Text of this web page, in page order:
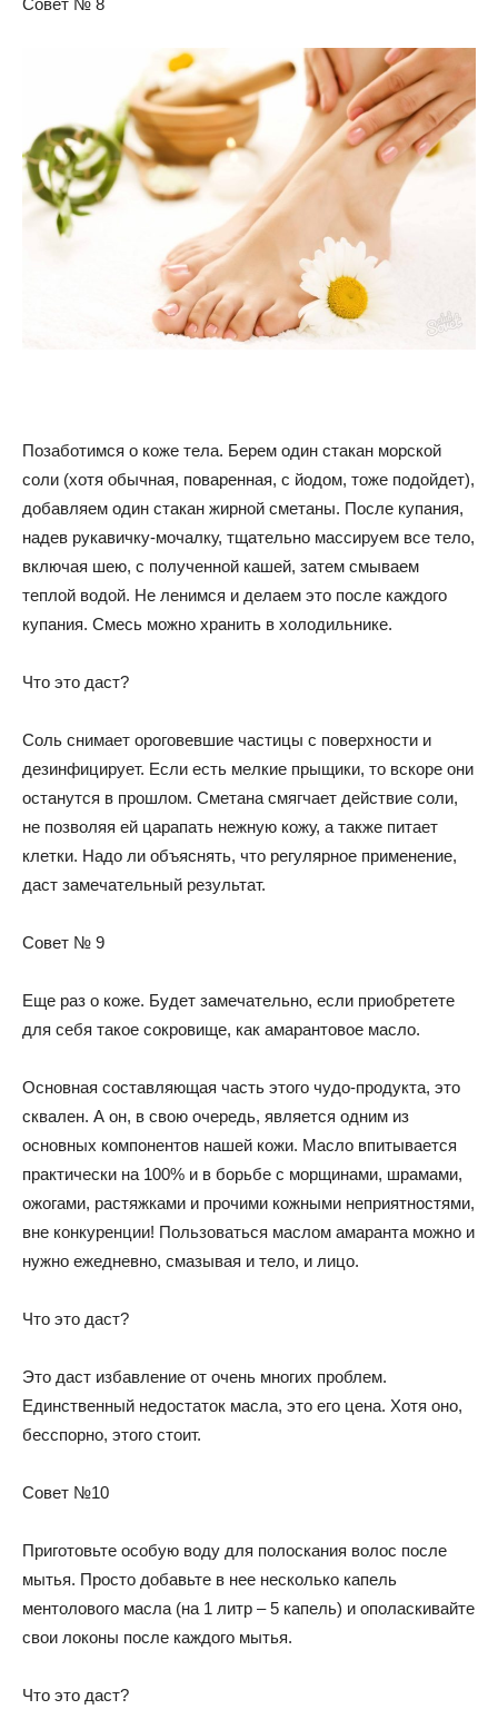
Совет № 8
Позаботимся о коже тела. Берем один стакан морской
соли (хотя обычная, поваренная, с йодом, тоже подойдет),
добавляем один стакан жирной сметаны. После купания,
надев рукавичку-мочалку, тщательно массируем все тело,
включая шею, с полученной кашей, затем смываем
теплой водой. Не ленимся и делаем это после каждого
купания. Смесь можно хранить в холодильнике.
Что это даст?
Соль снимает ороговевшие частицы с поверхности и
дезинфицирует. Если есть мелкие прыщики, то вскоре они
останутся в прошлом. Сметана смягчает действие соли,
не позволяя ей царапать нежную кожу, а также питает
клетки. Надо ли объяснять, что регулярное применение,
даст замечательный результат.
Совет № 9
Еще раз о коже. Будет замечательно, если приобретете
для себя такое сокровище, как амарантовое масло.
Основная составляющая часть этого чудо-продукта, это
сквален. А он, в свою очередь, является одним из
основных компонентов нашей кожи. Масло впитывается
практически на 100% и в борьбе с морщинами, шрамами,
ожогами, растяжками и прочими кожными неприятностями,
вне конкуренции! Пользоваться маслом амаранта можно и
нужно ежедневно, смазывая и тело, и лицо.
Что это даст?
Это даст избавление от очень многих проблем.
Единственный недостаток масла, это его цена. Хотя оно,
бесспорно, этого стоит.
Совет №10
Приготовьте особую воду для полоскания волос после
мытья. Просто добавьте в нее несколько капель
ментолового масла (на 1 литр – 5 капель) и ополаскивайте
свои локоны после каждого мытья.
Что это даст?